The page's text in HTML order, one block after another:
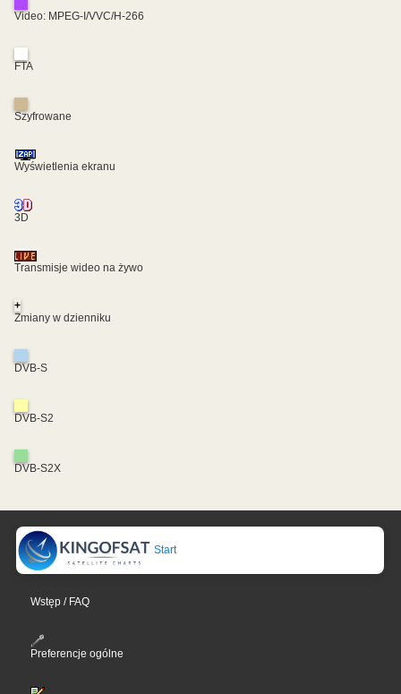
Video: MPEG-I/VVC/H-266
FTA
Szyfrowane
Wyświetlenia ekranu
3D
Transmisje wideo na żywo
+
Zmiany w dzienniku
DVB-S
DVB-S2
DVB-S2X
Start
Wstęp / FAQ
Preferencje ogólne